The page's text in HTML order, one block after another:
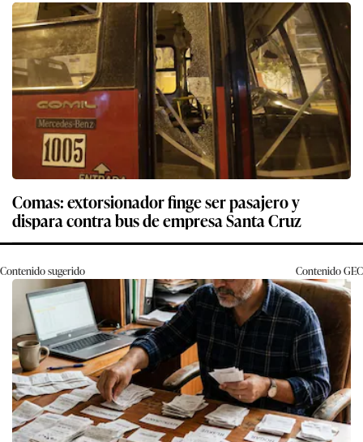
Comas: extorsionador finge ser pasajero y
dispara contra bus de empresa Santa Cruz
Contenido sugerido ContenidoGEC